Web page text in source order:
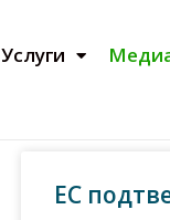
Услуги
ЕС